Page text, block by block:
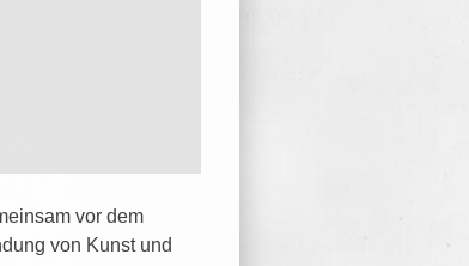
vor dem
von Kunst und